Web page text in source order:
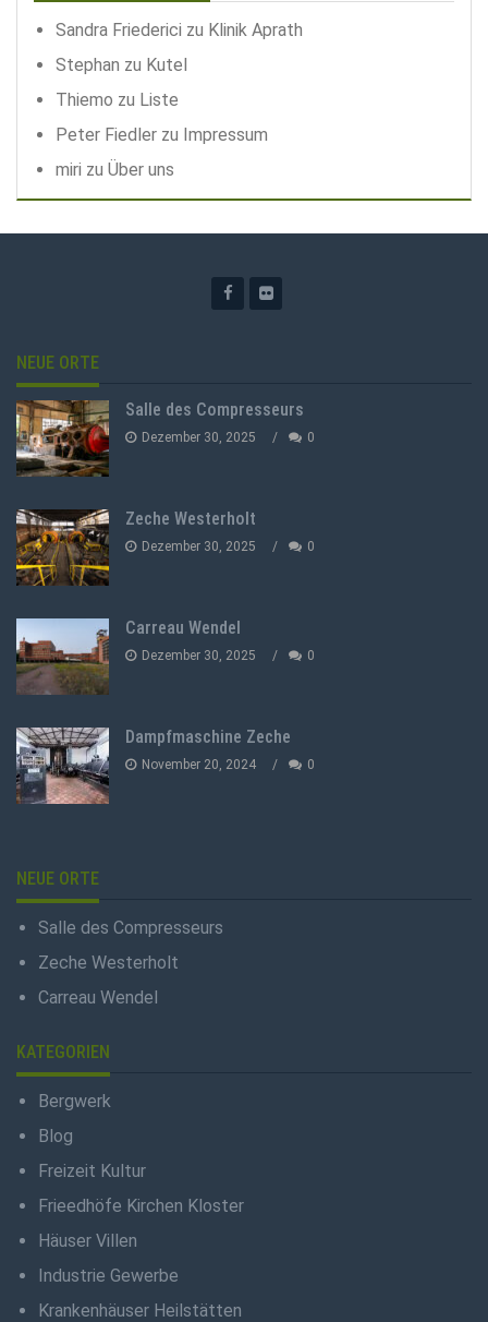
Sandra Friederici zu Klinik Aprath
Stephan zu Kutel
Thiemo zu Liste
Peter Fiedler zu Impressum
miri zu Über uns
NEUE ORTE
Salle des Compresseurs
Dezember 30, 2025 0
Zeche Westerholt
Dezember 30, 2025 0
Carreau Wendel
Dezember 30, 2025 0
Dampfmaschine Zeche
November 20, 2024 0
NEUE ORTE
Salle des Compresseurs
Zeche Westerholt
Carreau Wendel
KATEGORIEN
Bergwerk
Blog
Freizeit Kultur
Frieedhöfe Kirchen Kloster
Häuser Villen
Industrie Gewerbe
Krankenhäuser Heilstätten